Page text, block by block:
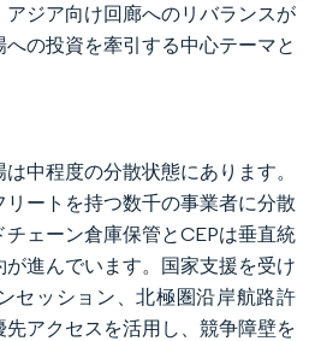
ジア向け回廊へのリバランスが
の投資を牽引する中心テーマと
中程度の分散状態にあります。
ートを持つ数千の事業者に分散
チェーン倉庫保管とCEPは垂直統
進んでいます。国家支援を受け
セッション、北極圏沿岸航路許
アクセスを活用し、競争障壁を